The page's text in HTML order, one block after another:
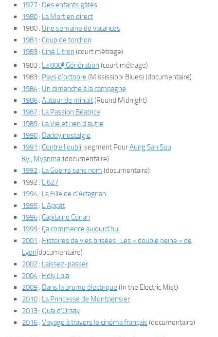
1977 : Des enfants gâtés
1980 : La Mort en direct
1980 : Une semaine de vacances
1981 : Coup de torchon
1983 : Ciné Citron (court métrage)
1983 : La 800e Génération (court métrage)
1983 : Pays d’octobre (Mississippi Blues) (documentaire)
1984 : Un dimanche à la campagne
1986 : Autour de minuit(Round Midnight)
1987 : La Passion Béatrice
1989 : La Vie et rien d’autre
1990 : Daddy nostalgie
1991 : Contre l’oubli, segment PourAung San Suu
Kyi, Myanmar(documentaire)
1992 : La Guerre sans nom (documentaire)
1992 : L.627
1994 : La Fille de d’Artagnan
1995 : L’Appât
1996 : Capitaine Conan
1999 : Ça commence aujourd’hui
2001 : Histoires de vies brisées : Les « double peine » de
Lyon(documentaire)
2002 : Laissez-passer
2004 : Holy Lola
2009 : Dans la brume électrique (In the Electric Mist)
2010 : La Princesse de Montpensier
2013 : Quai d’Orsay
2016 : Voyage à travers le cinéma français(documentaire)